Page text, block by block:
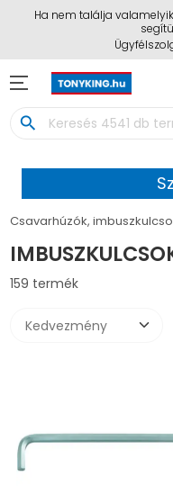
Ha nem találja
search
Csavarhúzók,
159 termék